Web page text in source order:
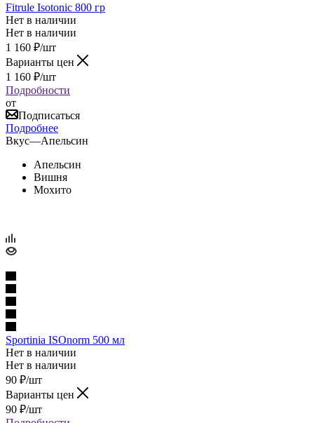
Fitrule Isotonic 800 гр
Нет в наличии
Нет в наличии
1 160 ₽/шт
Варианты цен
1 160 ₽/шт
Подробности
от
Подписаться
Подробнее
Вкус—Апельсин
Апельсин
Вишня
Мохито
Sportinia ISOnorm 500 мл
Нет в наличии
Нет в наличии
90 ₽/шт
Варианты цен
90 ₽/шт